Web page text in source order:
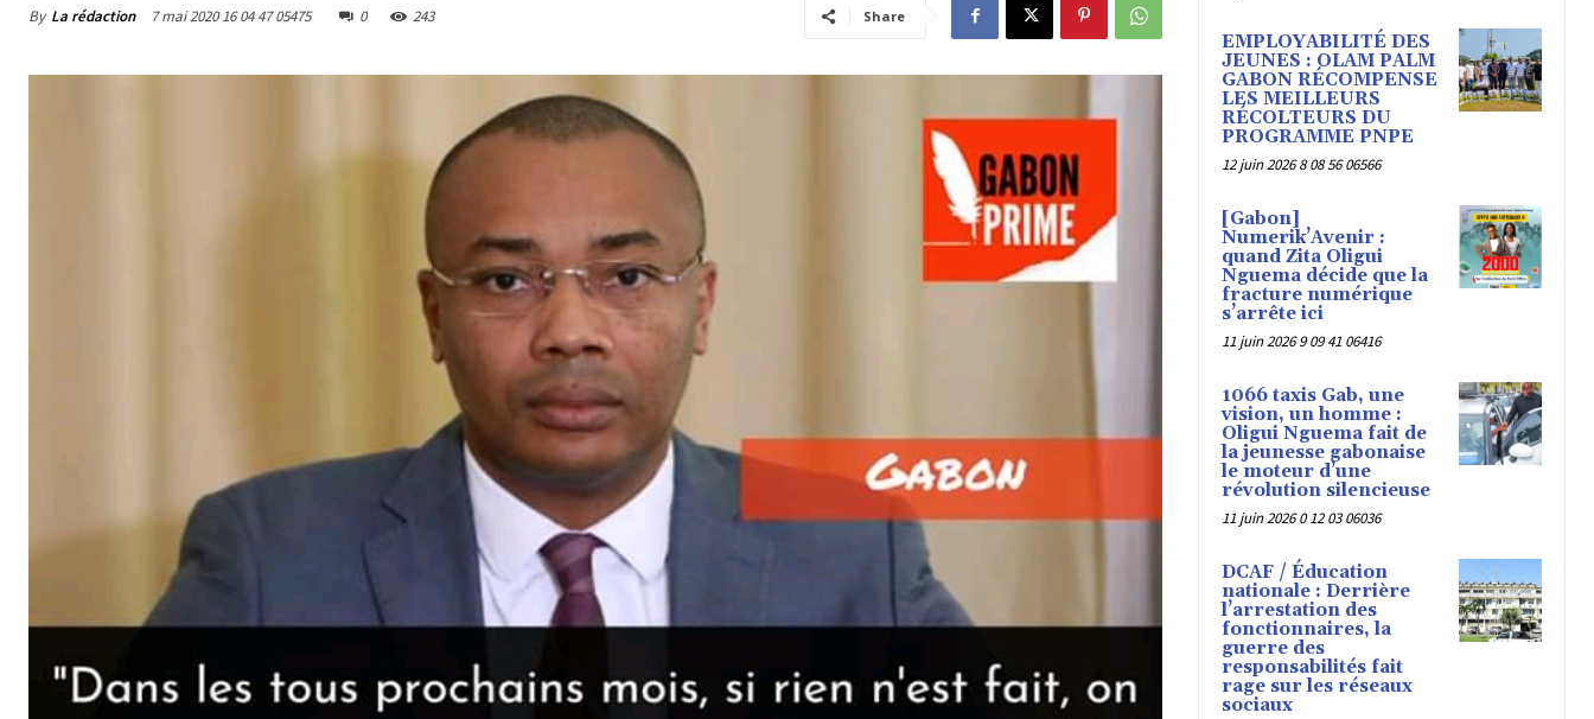
By La rédaction 7 mai 2020 16 04 47 05475 0 243 Share
EMPLOYABILITÉ DES
JEUNES : OLAM PALM
GABON RÉCOMPENSE
LES MEILLEURS
RÉCOLTEURS DU
PROGRAMME PNPE
12 juin 2026 8 08 56 06566
[Gabon]
Numerik’Avenir :
quand Zita Oligui
Nguema décide que la
fracture numérique
s’arrête ici
11 juin 2026 9 09 41 06416
1066 taxis Gab, une
vision, un homme :
Oligui Nguema fait de
la jeunesse gabonaise
le moteur d’une
révolution silencieuse
11 juin 2026 0 12 03 06036
DCAF / Éducation
nationale : Derrière
l’arrestation des
fonctionnaires, la
guerre des
responsabilités fait
rage sur les réseaux
sociaux